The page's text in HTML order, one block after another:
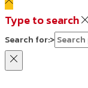
Type to search
Search for:>